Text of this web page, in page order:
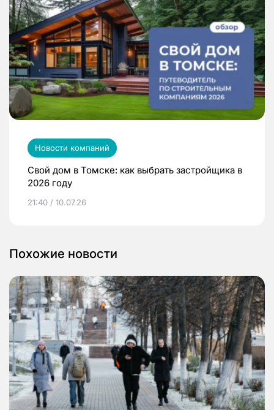
Новости компаний
Свой дом в Томске: как выбрать застройщика в
2026 году
21:40 / 10.07.26
Похожие новости